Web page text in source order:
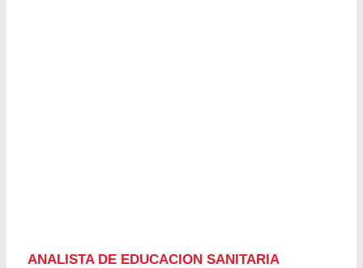
ANALISTA DE EDUCACION SANITARIA